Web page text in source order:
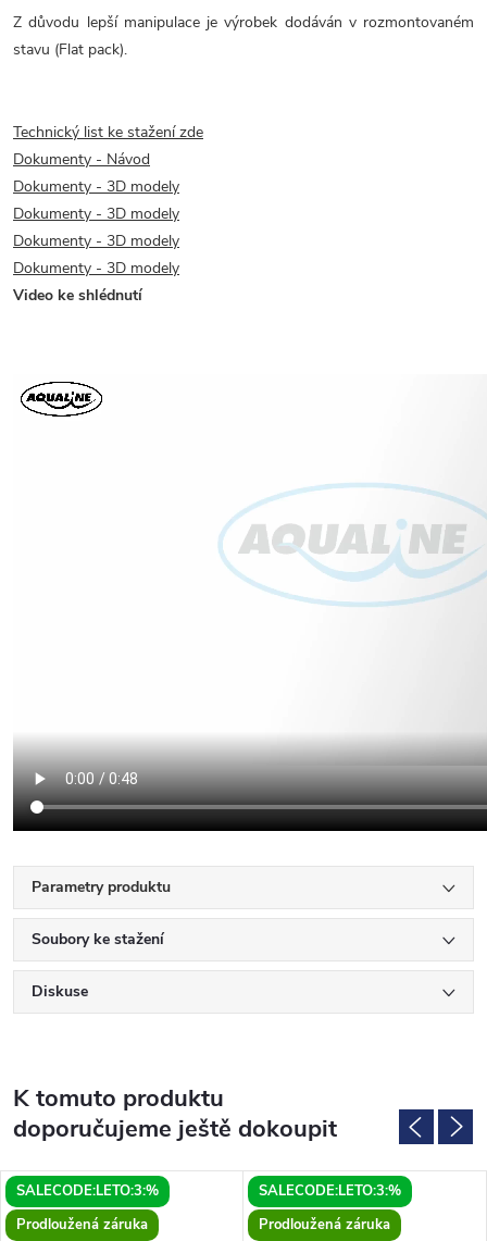
Z důvodu lepší manipulace je výrobek dodáván v rozmontovaném
stavu (Flat pack).
Technický list ke stažení zde
Dokumenty - Návod
Dokumenty - 3D modely
Dokumenty - 3D modely
Dokumenty - 3D modely
Dokumenty - 3D modely
Video ke shlédnutí
Parametry produktu
Soubory ke stažení
Diskuse
K tomuto produktu
doporučujeme ještě dokoupit
SALECODE:LETO:3:%
Prodloužená záruka
SALECODE:LETO:3:%
Prodloužená záruka